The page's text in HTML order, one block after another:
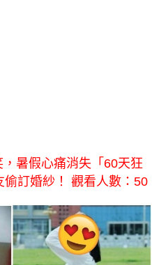
暑假心痛消失「60天狂
訂婚紗！ 觀看人數：50